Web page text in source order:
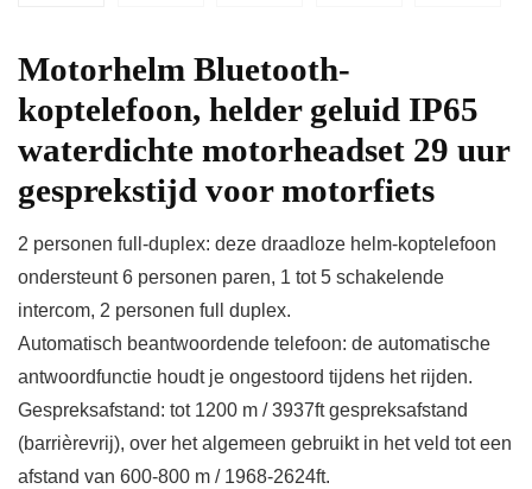
Motorhelm Bluetooth-
koptelefoon, helder geluid IP65
waterdichte motorheadset 29 uur
gesprekstijd voor motorfiets
2 personen full-duplex: deze draadloze helm-koptelefoon
ondersteunt 6 personen paren, 1 tot 5 schakelende
intercom, 2 personen full duplex.
Automatisch beantwoordende telefoon: de automatische
antwoordfunctie houdt je ongestoord tijdens het rijden.
Gespreksafstand: tot 1200 m / 3937ft gespreksafstand
(barrièrevrij), over het algemeen gebruikt in het veld tot een
afstand van 600-800 m / 1968-2624ft.